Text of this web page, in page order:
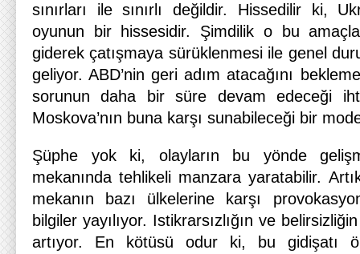
sınırları ile sınırlı değildir. Hissedilir ki,
oyunun bir hissesidir. Şimdilik o bu amaçla
giderek çatışmaya sürüklenmesi ile genel
geliyor. ABD’nin geri adım atacağını
sorunun daha bir süre devam edeceği
Moskova’nın buna karşı sunabileceği bir
Şüphe yok ki, olayların bu yönde
mekanında tehlikeli manzara yaratabilir.
mekanın bazı ülkelerine karşı
bilgiler yayılıyor. Istikrarsızlığın ve
artıyor. En kötüsü odur ki, bu gidişatı